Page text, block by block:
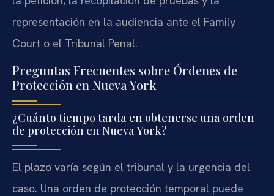
representación en la audiencia ante el Family
Court o el Tribunal Penal.
Preguntas Frecuentes sobre Órdenes de
Protección en Nueva York
¿Cuánto tiempo tarda en obtenerse una orden
de protección en Nueva York?
El plazo varía según el tribunal y la urgencia del
caso. Una orden de protección temporal puede